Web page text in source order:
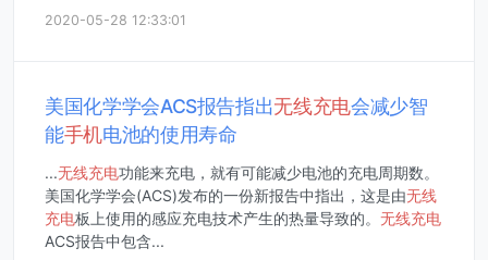
2020-05-28 12:33:01
美国化学学会ACS报告指出无线充电会减少智
能手机电池的使用寿命
...无线充电功能来充电，就有可能减少电池的充电周期数。
美国化学学会(ACS)发布的一份新报告中指出，这是由无线
充电板上使用的感应充电技术产生的热量导致的。 无线充电
ACS报告中包含...